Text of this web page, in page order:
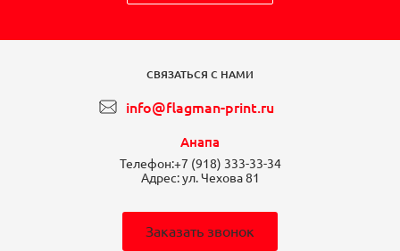
СВЯЗАТЬСЯ С НАМИ
info@flagman-print.ru
Анапа
Телефон:+7 (918) 333-33-34
Адрес:ул. Чехова 81
Заказать звонок